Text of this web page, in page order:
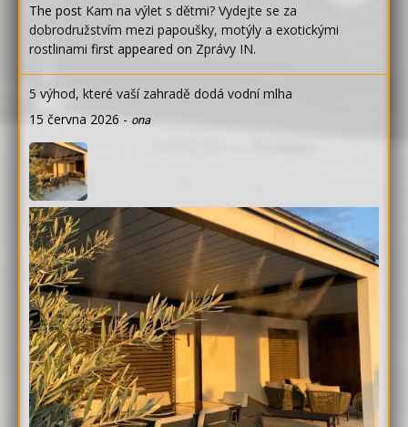
The post Kam na výlet s dětmi? Vydejte se za
dobrodružstvím mezi papoušky, motýly a exotickými
rostlinami first appeared on Zprávy IN.
5 výhod, které vaší zahradě dodá vodní mlha
15 června 2026 - ona